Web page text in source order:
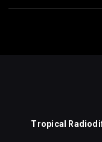
Tropical